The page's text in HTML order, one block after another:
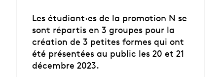
Les étudiant·es de la promotion N se
sont répartis en 3 groupes pour la
création de 3 petites formes qui ont
été présentées au public les 20 et 21
décembre 2023.